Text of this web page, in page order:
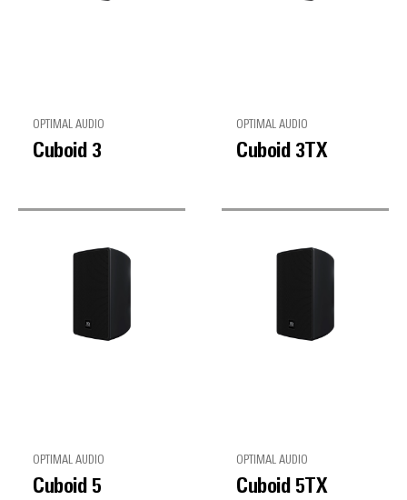
OPTIMAL AUDIO
Cuboid 3
OPTIMAL AUDIO
Cuboid 3TX
OPTIMAL AUDIO
Cuboid 5
OPTIMAL AUDIO
Cuboid 5TX